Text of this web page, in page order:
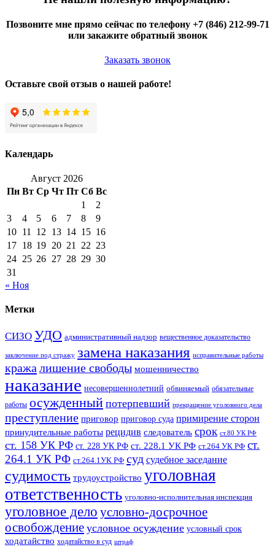
Позвоните мне прямо сейчас по телефону +7 (846) 212-99-71
или закажите обратный звонок
Заказать звонок
Оставьте свой отзыв о нашей работе!
Календарь
Август 2026
Пн Вт Ср Чт Пт Сб Вс
1
2
3
4 5 6 7 8
9
10 11 12 13 14 15 16
17 18 19 20 21 22 23
24 25 26 27 28 29 30
31
« Ноя
Метки
СИЗО УДО административный надзор вещественное доказательство
заключение под стражу замена наказания исправительные работы
кража лишение свободы мошенничество
наказание несовершеннолетний обвиняемый обязательные
работы осужденный потерпевший прекращение уголовного дела
преступление приговор приговор суда примирение сторон
принудительные работы рецидив следователь срок ст.80 УК РФ
ст. 158 УК РФ ст. 228 УК РФ ст. 228.1 УК РФ ст.264 УК РФ ст.
264.1 УК РФ ст.264.1УК РФ суд судебное заседание
судимость трудоустройство уголовная
ответственность уголовно-исполнительная инспекция
уголовное дело условно-досрочное
освобождение условное осуждение условный срок
ходатайство ходатайство в суд штраф